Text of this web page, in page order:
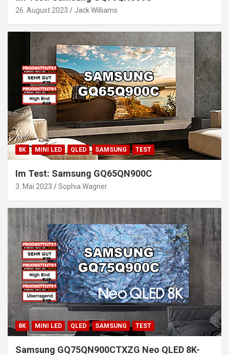
26. August 2023 Jack Williams
8K MINI LED QLED SAMSUNG TEST
Im Test: Samsung GQ65QN900C
3. Mai 2023 Sophia Wagner
8K MINI LED QLED SAMSUNG TEST
Samsung GQ75QN900CTXZG Neo QLED 8K-